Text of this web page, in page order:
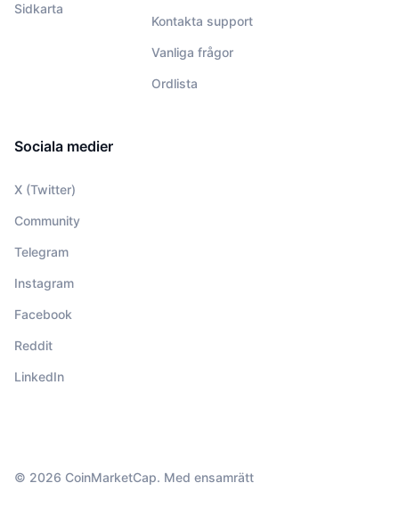
Sidkarta
Kontakta support
Vanliga frågor
Ordlista
Sociala medier
X (Twitter)
Community
Telegram
Instagram
Facebook
Reddit
LinkedIn
© 2026 CoinMarketCap. Med ensamrätt